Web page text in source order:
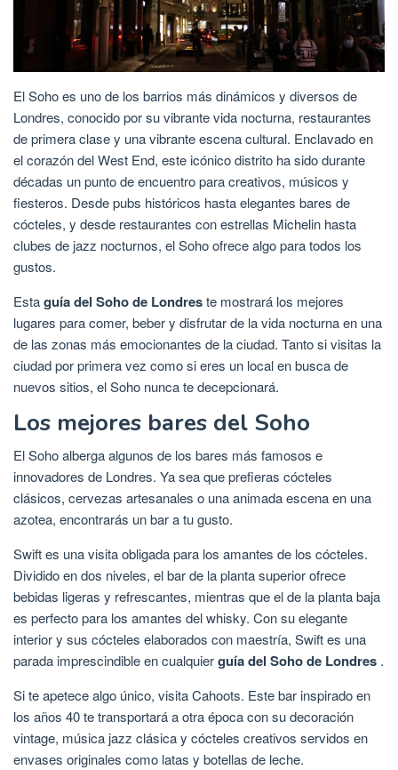
El Soho es uno de los barrios más dinámicos y diversos de
Londres, conocido por su vibrante vida nocturna, restaurantes
de primera clase y una vibrante escena cultural. Enclavado en
el corazón del West End, este icónico distrito ha sido durante
décadas un punto de encuentro para creativos, músicos y
fiesteros. Desde pubs históricos hasta elegantes bares de
cócteles, y desde restaurantes con estrellas Michelin hasta
clubes de jazz nocturnos, el Soho ofrece algo para todos los
gustos.
Estaguía del Soho de Londreste mostrará los mejores
lugares para comer, beber y disfrutar de la vida nocturna en una
de las zonas más emocionantes de la ciudad. Tanto si visitas la
ciudad por primera vez como si eres un local en busca de
nuevos sitios, el Soho nunca te decepcionará.
Los mejores bares del Soho
El Soho alberga algunos de los bares más famosos e
innovadores de Londres. Ya sea que prefieras cócteles
clásicos, cervezas artesanales o una animada escena en una
azotea, encontrarás un bar a tu gusto.
Swift es una visita obligada para los amantes de los cócteles.
Dividido en dos niveles, el bar de la planta superior ofrece
bebidas ligeras y refrescantes, mientras que el de la planta baja
es perfecto para los amantes del whisky. Con su elegante
interior y sus cócteles elaborados con maestría, Swift es una
parada imprescindible en cualquierguía del Soho de Londres .
Si te apetece algo único, visita Cahoots. Este bar inspirado en
los años 40 te transportará a otra época con su decoración
vintage, música jazz clásica y cócteles creativos servidos en
envases originales como latas y botellas de leche.